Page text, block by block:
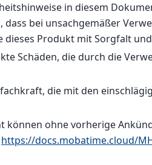
in diesem
bei unsachgemäßer
Produkt mit Sorgfalt
Schäden, die durch die
die mit den
können ohne vorherige
https://docs.mobatime.cloud/